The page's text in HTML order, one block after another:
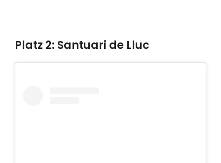
Platz 2: Santuari de Lluc